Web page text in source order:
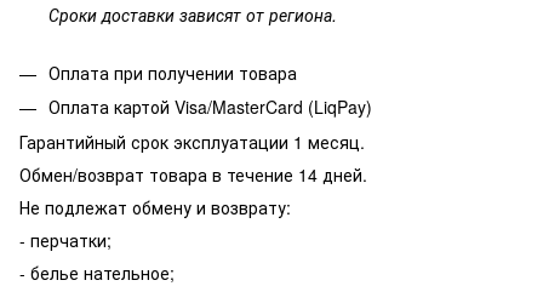
Сроки доставки зависят от региона.
Оплата при получении товара
Оплата картой Visa/MasterCard (LiqPay)
Гарантийный срок эксплуатации 1 месяц.
Обмен/возврат товара в течение 14 дней.
Не подлежат обмену и возврату:
- перчатки;
- белье нательное;